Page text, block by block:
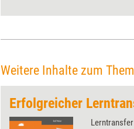
Weitere Inhalte zum
Erfolgreicher